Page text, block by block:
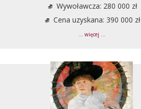
Wywoławcza: 280 000 zł
Cena uzyskana: 390 000 zł
... więcej ...